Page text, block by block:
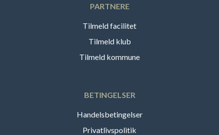
PARTNERE
Tilmeld facilitet
Tilmeld klub
Tilmeld kommune
BETINGELSER
Handelsbetingelser
Privatlivspolitik